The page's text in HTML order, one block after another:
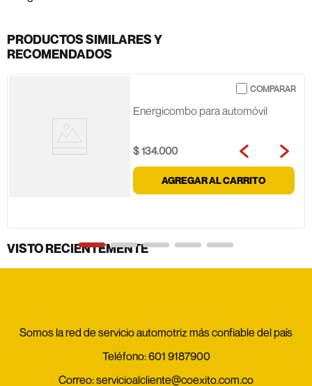
PRODUCTOS SIMILARES Y
RECOMENDADOS
Energicombo para automóvil
$134.000
AGREGAR AL CARRITO
VISTO RECIENTEMENTE
Somos la red de servicio automotriz más confiable del país
Teléfono:601 9187900
Correo:servicioalcliente@coexito.com.co